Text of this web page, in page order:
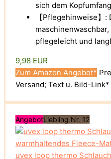
sich dem
【Pflegehinweise】
pflegeleicht und
9,98 EUR
Zum Amazon Angebot*
Versand; Text u. Bild-Link*
AngebotLiebling Nr. 12
uvex loop thermo